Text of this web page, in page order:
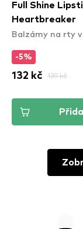
Full Shine
Heartbreaker
Balzámy na rty
-5%
132 kč 139 kč